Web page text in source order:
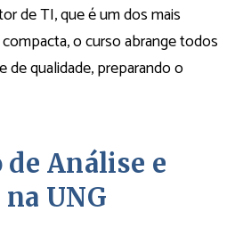
de TI, que é um dos mais
o curso abrange todos
qualidade, preparando o
Análise e
UNG